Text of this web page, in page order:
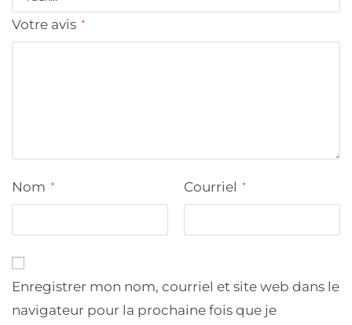
Votre avis *
Nom * Courriel *
Enregistrer mon nom, courriel et site web dans le
navigateur pour la prochaine fois que je